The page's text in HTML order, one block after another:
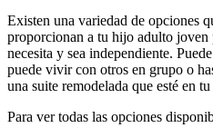
Existen una variedad de opciones
proporcionan a tu hijo adulto joven
necesita y sea independiente.
puede vivir con otros en grupo o
una suite remodelada que esté en
Para ver todas las opciones